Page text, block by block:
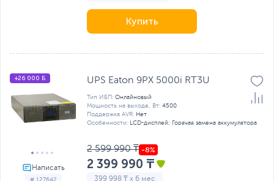
Купить
+26 000 Б UPS Eaton 9PX 5000i RT3U
Тип ИБП: Онлайновый
Мощность на выходе, Вт: 4500
Поддержка AVR: Нет
Особенности: LCD-дисплей; Горячая замена аккумулятора
2 599 990 ₸
2 399 990 ₸
399 998 ₸ x 6 мес